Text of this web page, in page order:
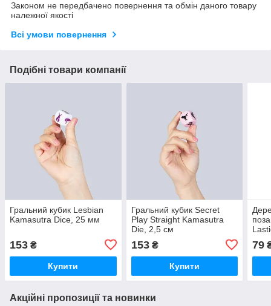
Законом не передбачено повернення та обмін даного товару
належної якості
Всі умови повернення
Подібні товари компанії
Гральний кубик Lesbian
Kamasutra Dice, 25 мм
153 ₴
Купити
Гральний кубик Secret
Play Straight Kamasutra
Die, 2,5 см
153₴
Купити
79
Акційні пропозиції та новинки